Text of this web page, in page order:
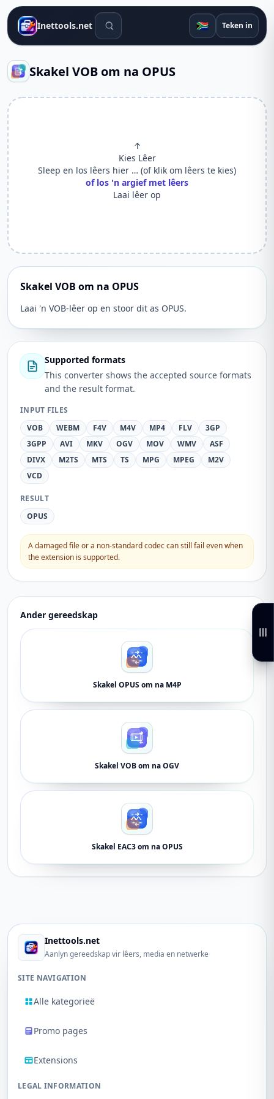
Inettools.net Soek gereedskap 🇿🇦 Teken in
Skakel VOB om na OPUS
↑
Kies Lêer
Sleep en los lêers hier … (of klik om lêers te kies)
of los 'n argief met lêers
Laai lêer op
Skakel VOB om na OPUS
Laai 'n VOB-lêer op en stoor dit as OPUS.
Supported formats
This converter shows the accepted source formats
and the result format.
INPUT FILES
VOB
WEBM F4V M4V MP4 FLV
3GP
3GPP
AVI MKV OGV MOV WMV
ASF
DIVX
M2TS MTS TS MPG MPEG
M2V
VCD
RESULT
OPUS
A damaged file or a non-standard codec can still fail even when
the extension is supported.
Ander gereedskap
Skakel OPUS om na M4P
Skakel VOB om na OGV
Skakel EAC3 om na OPUS
Inettools.net
Aanlyn gereedskap vir lêers, media en netwerke
SITE NAVIGATION
Alle kategorieë
Promo pages
Extensions
LEGAL INFORMATION